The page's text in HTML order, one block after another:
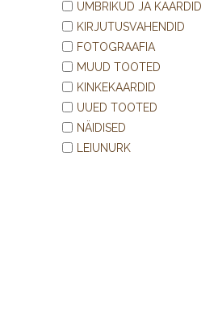
ÜMBRIKUD JA KAARDID
KIRJUTUSVAHENDID
FOTOGRAAFIA
MUUD TOOTED
KINKEKAARDID
UUED TOOTED
NÄIDISED
LEIUNURK